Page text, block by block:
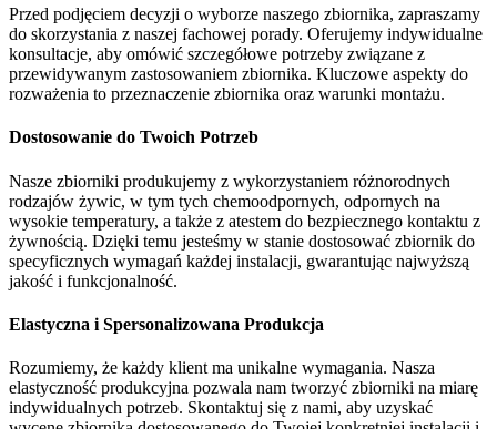
Przed podjęciem decyzji o wyborze naszego zbiornika, zapraszamy
do skorzystania z naszej fachowej porady. Oferujemy indywidualne
konsultacje, aby omówić szczegółowe potrzeby związane z
przewidywanym zastosowaniem zbiornika. Kluczowe aspekty do
rozważenia to przeznaczenie zbiornika oraz warunki montażu.
Dostosowanie do Twoich Potrzeb
Nasze zbiorniki produkujemy z wykorzystaniem różnorodnych
rodzajów żywic, w tym tych chemoodpornych, odpornych na
wysokie temperatury, a także z atestem do bezpiecznego kontaktu z
żywnością. Dzięki temu jesteśmy w stanie dostosować zbiornik do
specyficznych wymagań każdej instalacji, gwarantując najwyższą
jakość i funkcjonalność.
Elastyczna i Spersonalizowana Produkcja
Rozumiemy, że każdy klient ma unikalne wymagania. Nasza
elastyczność produkcyjna pozwala nam tworzyć zbiorniki na miarę
indywidualnych potrzeb. Skontaktuj się z nami, aby uzyskać